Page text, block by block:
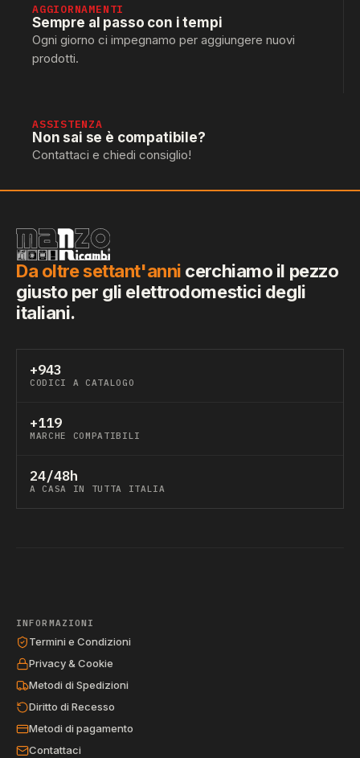
AGGIORNAMENTI
Sempre al passo con i tempi
Ogni giorno ci impegnamo per aggiungere nuovi
prodotti.
ASSISTENZA
Non sai se è compatibile?
Contattaci e chiedi consiglio!
Da oltre settant'anni cerchiamo il pezzo
giusto per gli elettrodomestici degli
italiani.
+943
CODICI A CATALOGO
+119
MARCHE COMPATIBILI
24/48h
A CASA IN TUTTA ITALIA
INFORMAZIONI
Termini e Condizioni
Privacy & Cookie
Metodi di Spedizioni
Diritto di Recesso
Metodi di pagamento
Contattaci